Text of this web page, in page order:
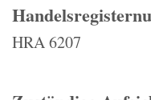
HRA 6207